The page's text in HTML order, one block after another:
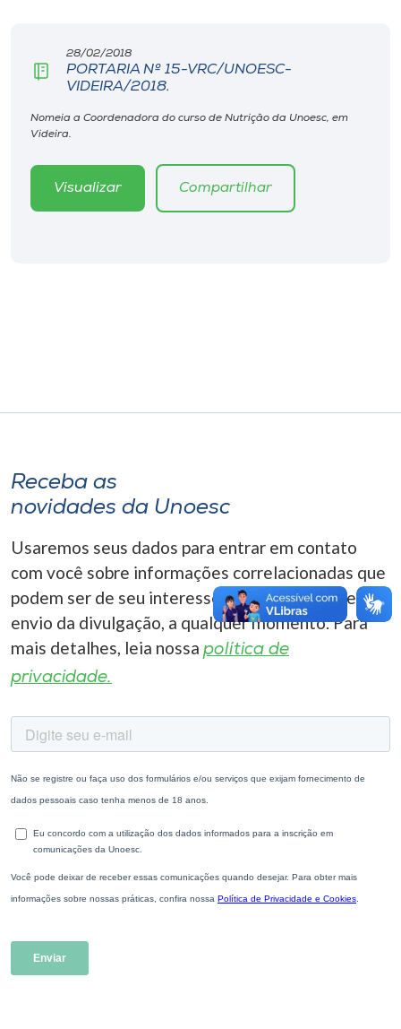
Biblioteca
Editora
Rádio
A+
28/02/2018
PORTARIA Nº 15-VRC/UNOESC-
VIDEIRA/2018.
Nomeia a Coordenadora do curso de Nutrição da Unoesc, em
Videira.
Visualizar Compartilhar
Receba as
novidades da Unoesc
Usaremos seus dados para entrar em contato
com você sobre informações correlacionadas que
podem ser de seu interesse. Você pode cancelar o
envio da divulgação, a qualquer momento. Para
mais detalhes, leia nossa política de
privacidade.